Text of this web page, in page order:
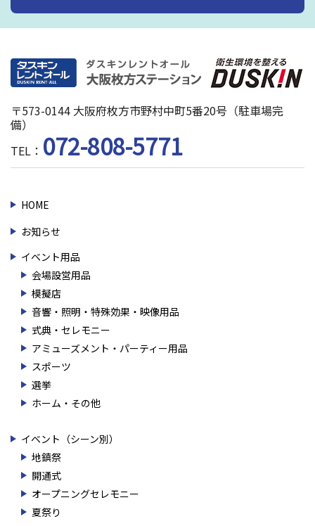
〒573-0144 大阪府枚方市野村中町5番20号（駐車場完
備）
TEL： 072-808-5771
HOME
お知らせ
イベント用品
会場設営用品
模擬店
音響・照明・特殊効果・映像用品
式典・セレモニー
アミューズメント・パーティー用品
スポーツ
選挙
ホーム・その他
イベント（シーン別）
地鎮祭
開通式
オープニングセレモニー
夏祭り